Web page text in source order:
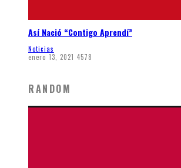
Así Nació “Contigo Aprendí”
Noticias
enero 13, 2021 4578
RANDOM